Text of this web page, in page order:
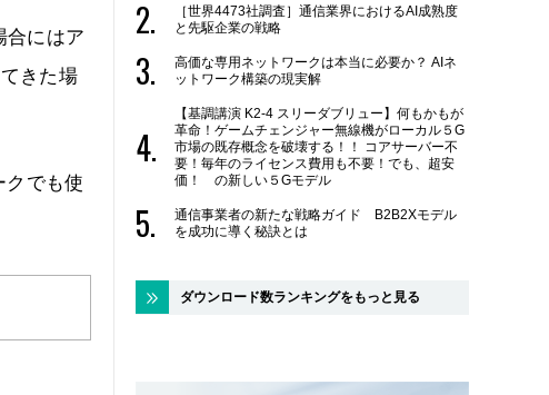
合にはア
きた場
クでも使
［世界4473社調査］通信業界におけるAI成熟度
と先駆企業の戦略
高価な専用ネットワークは本当に必要か？ AIネ
ットワーク構築の現実解
【基調講演 K2-4 スリーダブリュー】何もかもが
革命！ゲームチェンジャー無線機がローカル５G
市場の既存概念を破壊する！！ コアサーバー不
要！毎年のライセンス費用も不要！でも、超安
価！ の新しい５Gモデル
通信事業者の新たな戦略ガイド B2B2Xモデル
を成功に導く秘訣とは
ダウンロード数ランキングをもっと見る